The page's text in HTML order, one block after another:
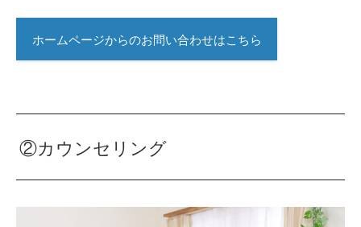
ホームページからのお問い合わせはこちら
②カウンセリング